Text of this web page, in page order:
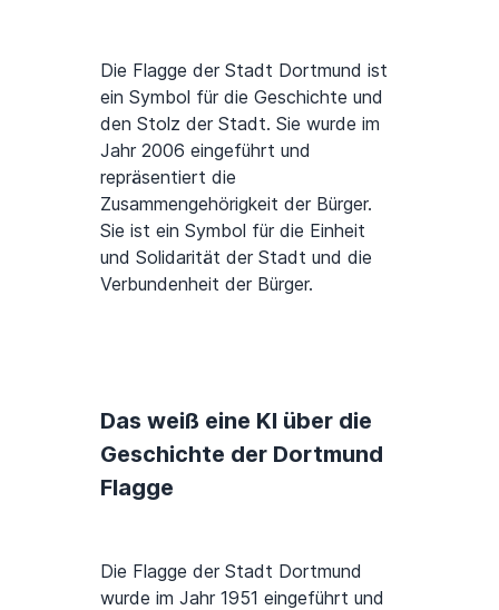
Die Flagge der Stadt Dortmund ist
ein Symbol für die Geschichte und
den Stolz der Stadt. Sie wurde im
Jahr 2006 eingeführt und
repräsentiert die
Zusammengehörigkeit der Bürger.
Sie ist ein Symbol für die Einheit
und Solidarität der Stadt und die
Verbundenheit der Bürger.
Das weiß eine KI über die
Geschichte der Dortmund
Flagge
Die Flagge der Stadt Dortmund
wurde im Jahr 1951 eingeführt und